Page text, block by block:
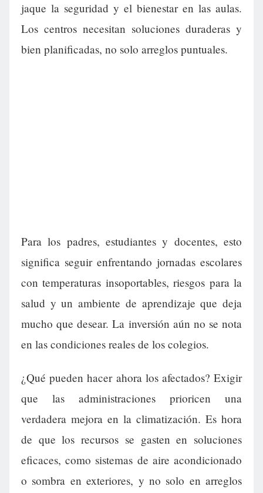
jaque la seguridad y el bienestar en las aulas.
Los centros necesitan soluciones duraderas y
bien planificadas, no solo arreglos puntuales.
Para los padres, estudiantes y docentes, esto
significa seguir enfrentando jornadas escolares
con temperaturas insoportables, riesgos para la
salud y un ambiente de aprendizaje que deja
mucho que desear. La inversión aún no se nota
en las condiciones reales de los colegios.
¿Qué pueden hacer ahora los afectados? Exigir
que las administraciones prioricen una
verdadera mejora en la climatización. Es hora
de que los recursos se gasten en soluciones
eficaces, como sistemas de aire acondicionado
o sombra en exteriores, y no solo en arreglos